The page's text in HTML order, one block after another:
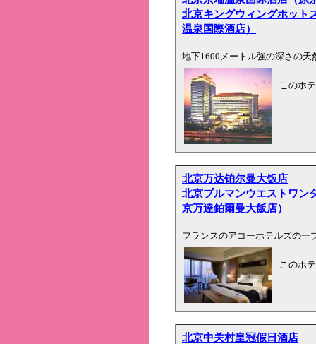
北京キングウィングホット
温泉国際酒店）
地下1600メートル強の深さの
このホ
北京万达铂尔曼大饭店
北京プルマンウエストワン
京万達鉑爾曼大飯店）
フランスのアコーホテルズの一
このホ
北京中关村皇冠假日酒店